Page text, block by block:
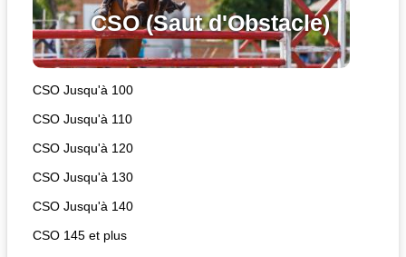
CSO (Saut d'Obstacle)
CSO Jusqu'à 100
CSO Jusqu'à 110
CSO Jusqu'à 120
CSO Jusqu'à 130
CSO Jusqu'à 140
CSO 145 et plus